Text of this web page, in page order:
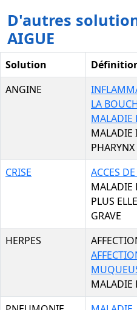
D'autres
AIGUE
Solution
ANGINE
LA
MALADIE
MALADIE
PHARYNX
CRISE
ACCES
MALADIE
PLUS
GRAVE
HERPES
MALADIE